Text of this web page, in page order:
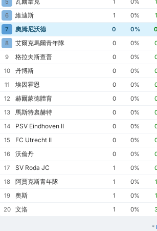
5 1 0% 1
6
維迪斯 1 0% 1
7
奧姆尼沃德 0 0% 0
8
艾爾克馬爾青年隊 0 0%
9
格拉夫斯查普 0 0%
10
丹博斯 0 0%
11
埃因霍恩 0 0%
12
赫爾蒙德體育 0 0%
13
馬斯特裏赫特 0 0%
14
PSV Eindhoven II 0 0%
15
FC Utrecht II 0 0%
16
沃倫丹 0 0%
17
SV Roda JC 1 0%
18
阿賈克斯青年隊 1 0% 1
19
奧斯 1 0% 1
20
文洛 1 0%
*